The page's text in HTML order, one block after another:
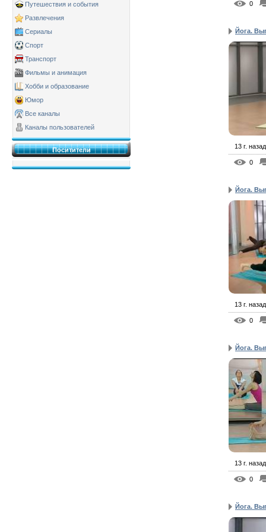
Путешествия и события
Развлечения
Сериалы
Спорт
Транспорт
Фильмы и анимация
Хобби и образование
Юмор
Все каналы
Каналы пользователей
Поситители
0
Йога.
13 г. назад
0
Йога.
13 г. назад
0
Йога.
13 г. назад
0
Йога.